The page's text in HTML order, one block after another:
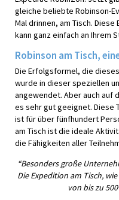
gleiche beliebte Robinson-
Mal drinnen, am Tisch.
kann ganz einfach an Ihrem
Robinson am Tisch,
Die Erfolgsformel, die
wurde in dieser speziellen
angewendet. Aber auch auf
es sehr gut geeignet. Diese
ist für über fünfhundert
am Tisch ist die ideale
die Fähigkeiten aller
“Besonders große
Die Expedition am Tisch,
von bis zu